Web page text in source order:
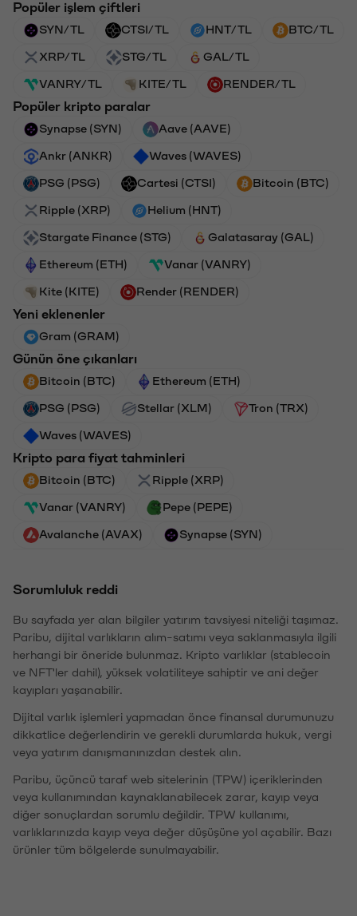
Popüler işlem çiftleri
SYN/TL CTSI/TL HNT/TL BTC/TL
XRP/TL STG/TL GAL/TL
VANRY/TL KITE/TL RENDER/TL
Popüler kripto paralar
Synapse (SYN) Aave (AAVE)
Ankr (ANKR) Waves (WAVES)
PSG (PSG) Cartesi (CTSI) Bitcoin (BTC)
Ripple (XRP) Helium (HNT)
Stargate Finance (STG) Galatasaray (GAL)
Ethereum (ETH) Vanar (VANRY)
Kite (KITE) Render (RENDER)
Yeni eklenenler
Gram (GRAM)
Günün öne çıkanları
Bitcoin (BTC) Ethereum (ETH)
PSG (PSG) Stellar (XLM) Tron (TRX)
Waves (WAVES)
Kripto para fiyat tahminleri
Bitcoin (BTC) Ripple (XRP)
Vanar (VANRY) Pepe (PEPE)
Avalanche (AVAX) Synapse (SYN)
Sorumluluk reddi
Bu sayfada yer alan bilgiler yatırım tavsiyesi niteliği taşımaz.
Paribu, dijital varlıkların alım-satımı veya saklanmasıyla ilgili
herhangi bir öneride bulunmaz. Kripto varlıklar (stablecoin
ve NFT'ler dahil), yüksek volatiliteye sahiptir ve ani değer
kayıpları yaşanabilir.
Dijital varlık işlemleri yapmadan önce finansal durumunuzu
dikkatlice değerlendirin ve gerekli durumlarda hukuk, vergi
veya yatırım danışmanınızdan destek alın.
Paribu, üçüncü taraf web sitelerinin (TPW) içeriklerinden
veya kullanımından kaynaklanabilecek zarar, kayıp veya
diğer sonuçlardan sorumlu değildir. TPW kullanımı,
varlıklarınızda kayıp veya değer düşüşüne yol açabilir. Bazı
ürünler tüm bölgelerde sunulmayabilir.